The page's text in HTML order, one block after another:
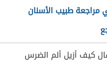
مراجعة طبيب الأسنان